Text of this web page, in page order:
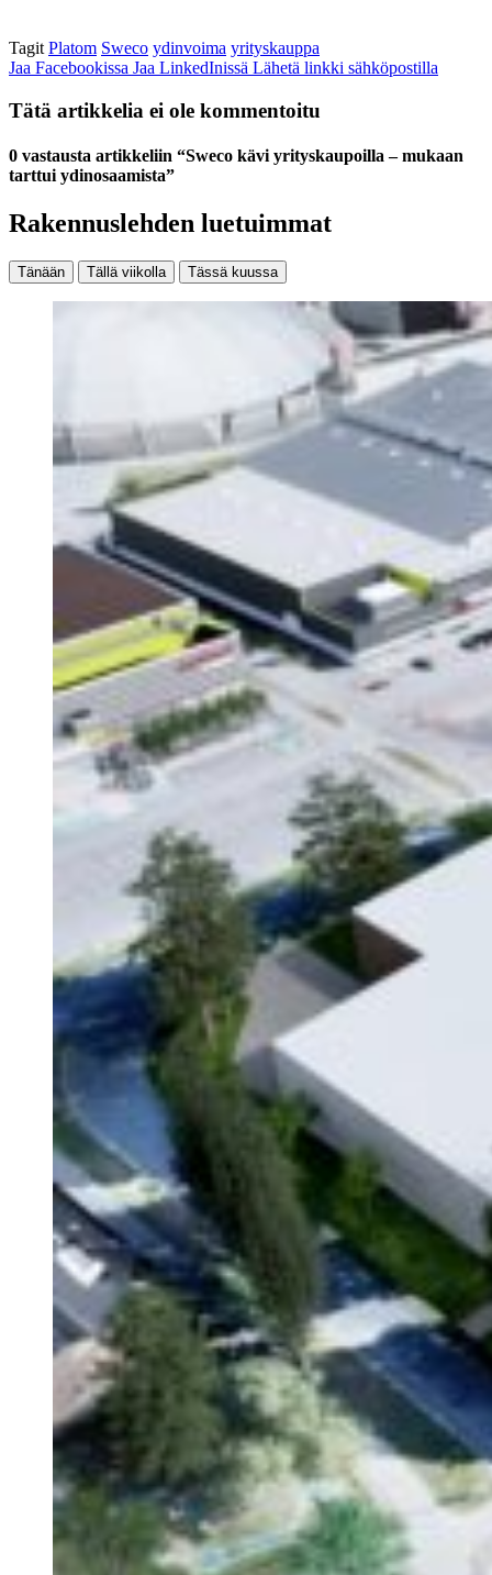
Tagit Platom Sweco ydinvoima yrityskauppa
Jaa Facebookissa Jaa LinkedInissä Lähetä linkki sähköpostilla
Tätä artikkelia ei ole kommentoitu
0 vastausta artikkeliin “Sweco kävi yrityskaupoilla – mukaan
tarttui ydinosaamista”
Rakennuslehden luetuimmat
Tänään Tällä viikolla Tässä kuussa